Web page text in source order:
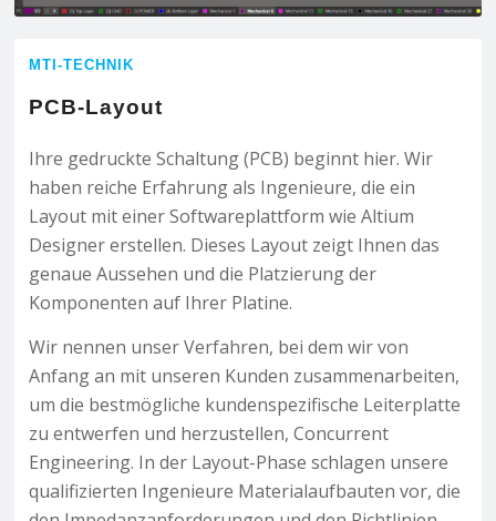
MTI-TECHNIK
PCB-Layout
Ihre gedruckte Schaltung (PCB) beginnt hier. Wir
haben reiche Erfahrung als Ingenieure, die ein
Layout mit einer Softwareplattform wie Altium
Designer erstellen. Dieses Layout zeigt Ihnen das
genaue Aussehen und die Platzierung der
Komponenten auf Ihrer Platine.
Wir nennen unser Verfahren, bei dem wir von
Anfang an mit unseren Kunden zusammenarbeiten,
um die bestmögliche kundenspezifische Leiterplatte
zu entwerfen und herzustellen, Concurrent
Engineering. In der Layout-Phase schlagen unsere
qualifizierten Ingenieure Materialaufbauten vor, die